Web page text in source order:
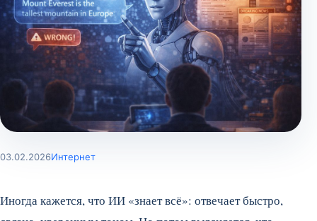
03.02.2026Интернет
Иногда кажется, что ИИ «знает всё»: отвечает быстро,